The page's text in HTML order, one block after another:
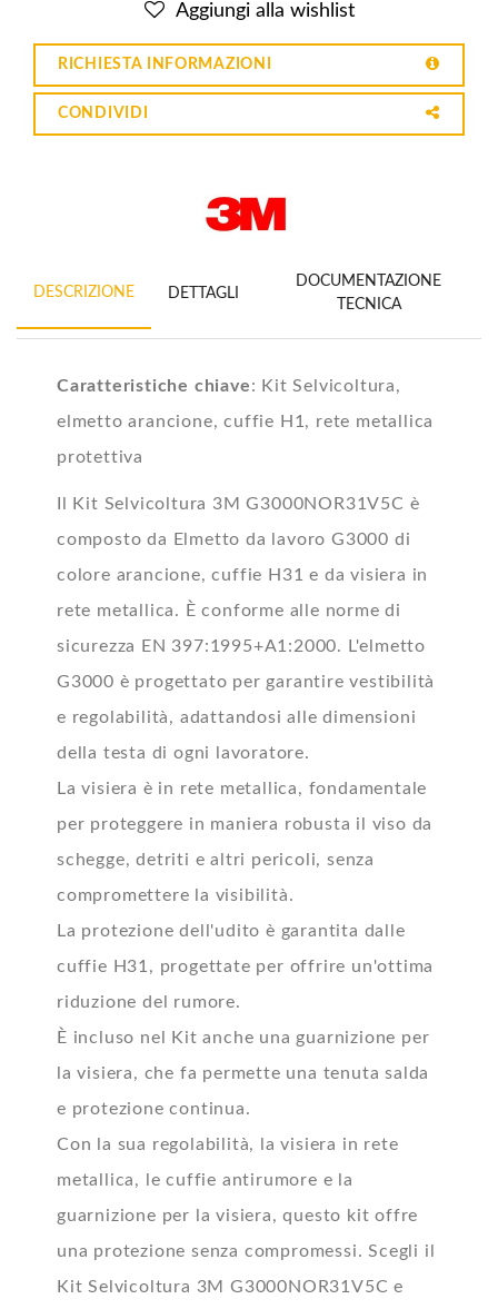
Aggiungi alla wishlist
RICHIESTA INFORMAZIONI
CONDIVIDI
DESCRIZIONE DETTAGLI
DOCUMENTAZIONE
TECNICA
Caratteristiche chiave: Kit Selvicoltura,
elmetto arancione, cuffie H1, rete metallica
protettiva
Il Kit Selvicoltura 3M G3000NOR31V5C è
composto da Elmetto da lavoro G3000 di
colore arancione, cuffie H31 e da visiera in
rete metallica. È conforme alle norme di
sicurezza EN 397:1995+A1:2000. L'elmetto
G3000 è progettato per garantire vestibilità
e regolabilità, adattandosi alle dimensioni
della testa di ogni lavoratore.
La visiera è in rete metallica, fondamentale
per proteggere in maniera robusta il viso da
schegge, detriti e altri pericoli, senza
compromettere la visibilità.
La protezione dell'udito è garantita dalle
cuffie H31, progettate per offrire un'ottima
riduzione del rumore.
È incluso nel Kit anche una guarnizione per
la visiera, che fa permette una tenuta salda
e protezione continua.
Con la sua regolabilità, la visiera in rete
metallica, le cuffie antirumore e la
guarnizione per la visiera, questo kit offre
una protezione senza compromessi. Scegli il
Kit Selvicoltura 3M G3000NOR31V5C e